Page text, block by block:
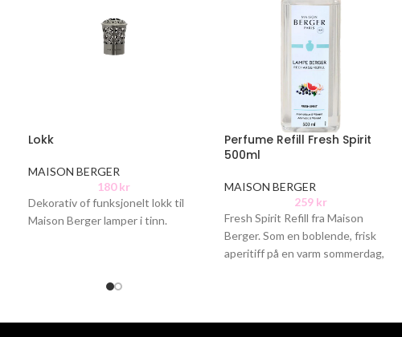
Lokk
MAISON BERGER
180kr
Dekorativ of funksjonelt lokk til
Maison Berger lamper i tinn.
Perfume Refill Fresh Spirit
500ml
MAISON BERGER
259 kr
Fresh Spirit Refill fra Maison
Berger. Som en boblende, frisk
aperitiff på en varm sommerdag,